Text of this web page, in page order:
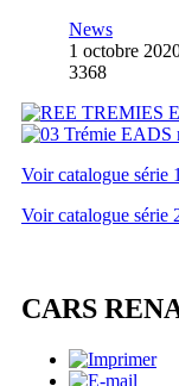
News
1 octobre
3368
Voir catalogue série 1
Voir catalogue série
CARS